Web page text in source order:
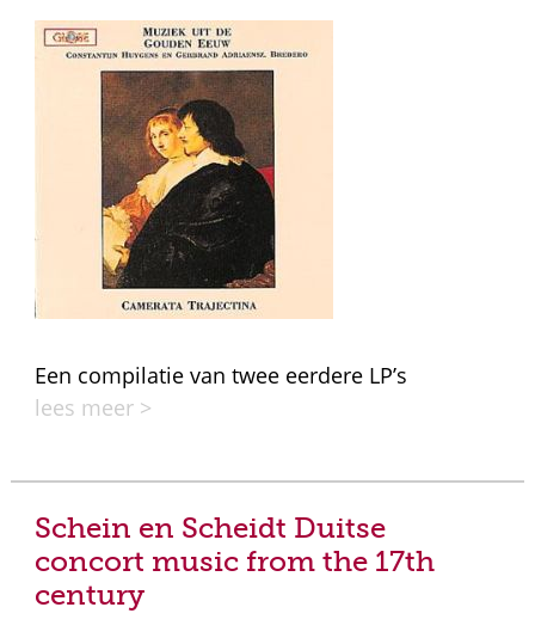
Een compilatie van twee eerdere LP’s
lees meer >
Schein en Scheidt Duitse
concort music from the 17th
century